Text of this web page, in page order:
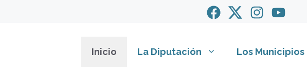
Inicio La Diputación Los Municipios